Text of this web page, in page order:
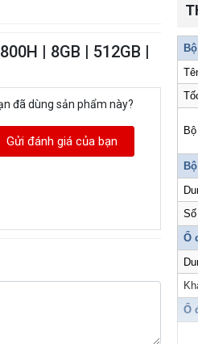
| 8GB | 512GB |
đã dùng sản phẩm này?
Gửi đánh giá của bạn
Ổ
Ổ